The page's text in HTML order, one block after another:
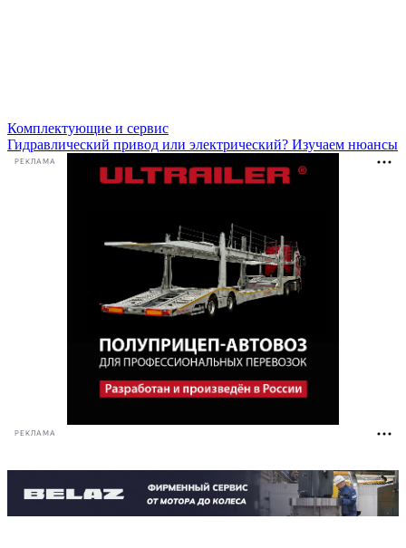
Комплектующие и сервис
Гидравлический привод или электрический? Изучаем нюансы
РЕКЛАМА
РЕКЛАМА